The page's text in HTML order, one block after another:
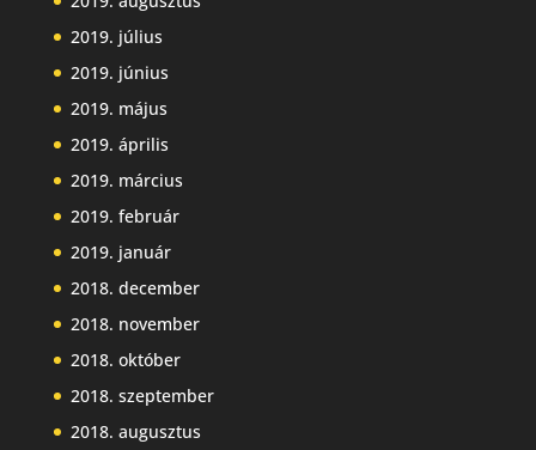
2019. július
2019. június
2019. május
2019. április
2019. március
2019. február
2019. január
2018. december
2018. november
2018. október
2018. szeptember
2018. augusztus